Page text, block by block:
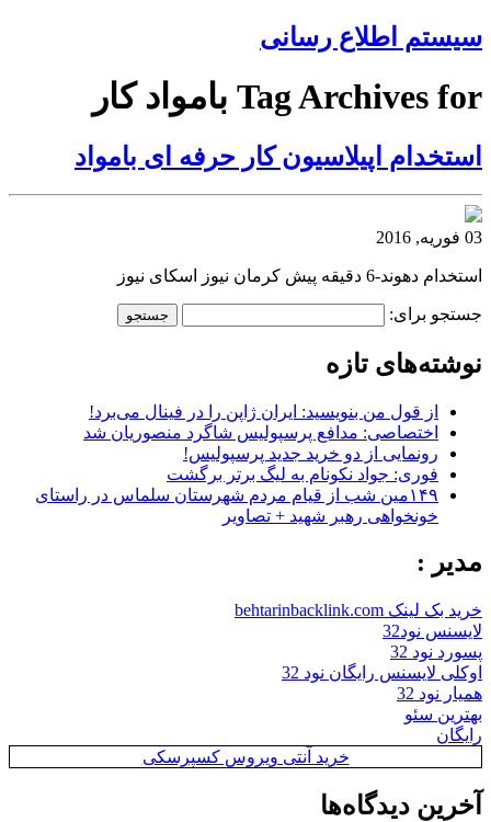
سیستم اطلاع رسانی
Tag Archives for بامواد کار
استخدام اپیلاسیون کار حرفه ای بامواد
03 فوریه, 2016
استخدام دهوند-6 دقیقه پیش کرمان نیوز اسکای نیوز
جستجو برای:
نوشته‌های تازه
از قول من بنویسید: ایران ژاپن را در فینال می‌برد!
اختصاصی: مدافع پرسپولیس شاگرد منصوریان شد
رونمایی از دو خرید جدید پرسپولیس!
فوری: جواد نکونام به لیگ برتر برگشت
۱۴۹مین شب از قیام مردم شهرستان سلماس در راستای
خونخواهی رهبر شهید + تصاویر
مدیر :
خرید بک لینک behtarinbacklink.com
لایسنس نود32
پسورد نود 32
اوکلی لایسنس رایگان نود 32
همیار نود 32
بهترین سئو
رایگان
خرید آنتی ویروس کسپرسکی
آخرین دیدگاه‌ها